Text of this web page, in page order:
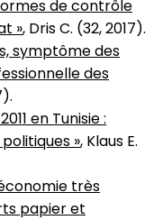
de contrôle
», Dris C. (32, 2017).
symptôme des
des
en Tunisie :
», Klaus E.
très
papier et